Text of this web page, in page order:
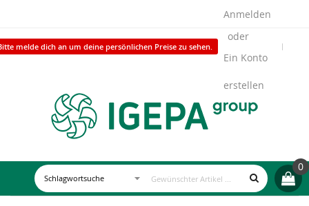
melde dich an um deine persönlichen Preise zu sehen.
Anmelden
Ein Konto
erstellen
0